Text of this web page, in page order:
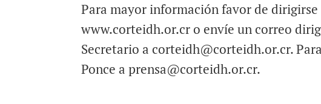
Para mayor información favor de
www.corteidh.or.cr o envíe un correo
Secretario a corteidh@corteidh.or.cr.
Ponce a prensa@corteidh.or.cr.